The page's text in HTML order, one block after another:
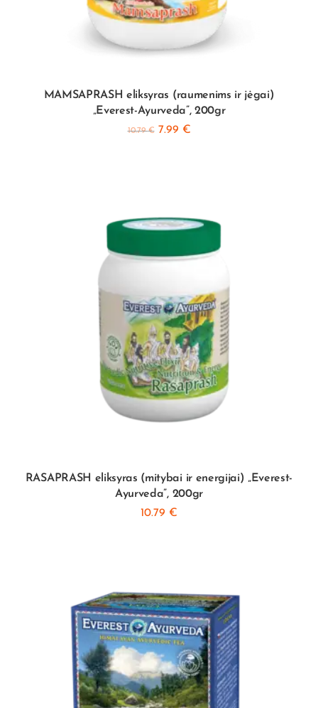
MAMSAPRASH eliksyras (raumenims ir jėgai)
„Everest-Ayurveda”, 200gr
10.79€ 7.99 €
RASAPRASH eliksyras (mitybai ir energijai) „Everest-
Ayurveda”, 200gr
10.79 €